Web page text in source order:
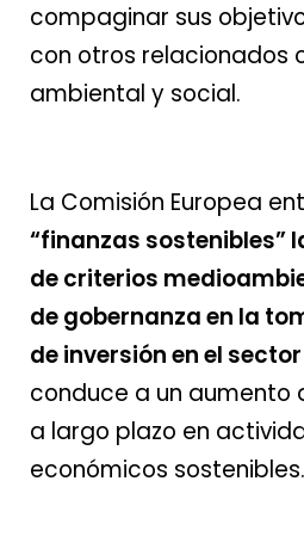
compaginar sus
con otros relacionados
ambiental y social.
La Comisión Europea
“finanzas sostenibles”
de criterios
de gobernanza en la
de inversión en el
conduce a un aumento
a largo plazo en
económicos sostenibles.